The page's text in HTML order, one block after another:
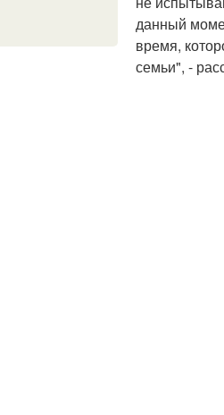
данный
время,
семьи", -